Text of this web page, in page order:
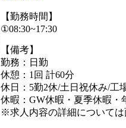
【勤務時間】
①08:30~17:30
【備考】
勤務：日勤
休憩：1回 計60分
休日：5勤2休/土日祝休み/工
休暇：GW休暇・夏季休暇・
※求人内容の詳細については